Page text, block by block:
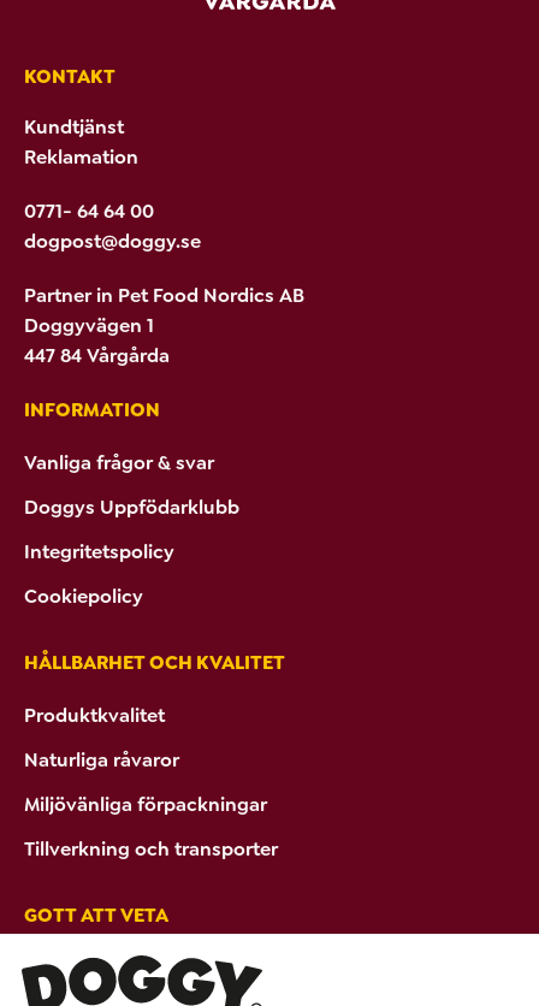
KONTAKT
Kundtjänst
Reklamation
0771- 64 64 00
dogpost@doggy.se
Partner in Pet Food Nordics AB
Doggyvägen 1
447 84 Vårgårda
INFORMATION
Vanliga frågor & svar
Doggys Uppfödarklubb
Integritetspolicy
Cookiepolicy
HÅLLBARHET OCH KVALITET
Produktkvalitet
Naturliga råvaror
Miljövänliga förpackningar
Tillverkning och transporter
GOTT ATT VETA
Tips & Råd